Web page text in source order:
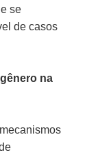
se
de casos
na